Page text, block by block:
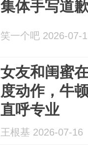
集体手写道
笑一个吧 2026-07-
女友和闺蜜
度动作，牛
直呼专业
王根基 2026-07-16